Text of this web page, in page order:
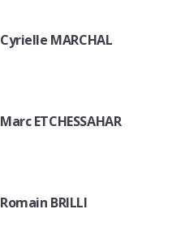
Cyrielle MARCHAL
Marc ETCHESSAHAR
Romain BRILLI